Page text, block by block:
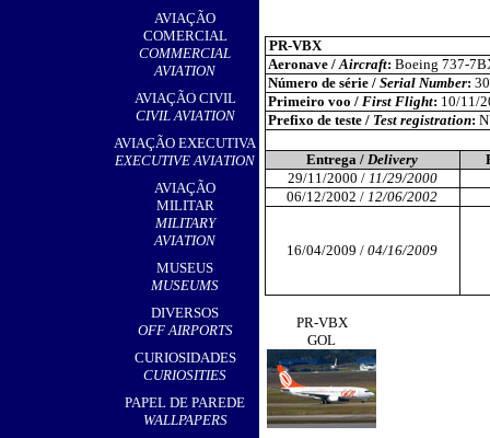
AVIAÇÃO
COMERCIAL
COMMERCIAL
AVIATION
AVIAÇÃO CIVIL
CIVIL AVIATION
AVIAÇÃO EXECUTIVA
EXECUTIVE AVIATION
AVIAÇÃO
MILITAR
MILITARY
AVIATION
MUSEUS
MUSEUMS
DIVERSOS
OFF AIRPORTS
CURIOSIDADES
CURIOSITIES
PAPEL DE PAREDE
WALLPAPERS
PR-VBX
Aeronave /Aircraft: Boeing 737-
Número de série / Serial Number:
Primeiro voo / First Flight: 10/11/
Prefixo de teste /Test registration:
Entrega / Delivery
29/11/2000 / 11/29/2000
06/12/2002 / 12/06/2002
16/04/2009 / 04/16/2009
PR-VBX
GOL